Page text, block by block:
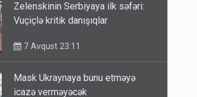
Zelenskinin Serbiyaya ilk səfəri:
Vuçiçlə kritik danışıqlar
7 Avqust 23:11
Mask Ukraynaya bunu etməyə
icazə verməyəcək